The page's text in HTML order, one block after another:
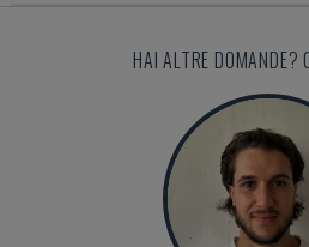
HAI ALTRE DOMANDE?